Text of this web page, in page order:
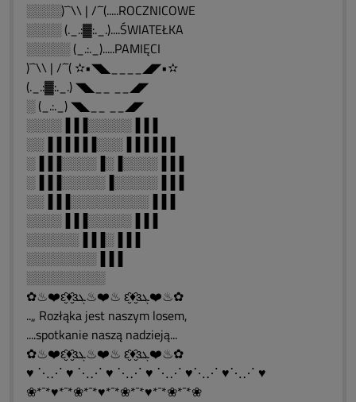
░░░░)¯`\\ | /´¯(.....ROCZNICOWE
░░░░ (._.:▓:._.)....ŚWIATEŁKA
░░░░░ (_.:._).....PAMIĘCI
)¯`\\ | /´¯( ✫•◥◣____◢◤•✫
(._.:▓:._.) ◥◣__ __◢◤
░ (_.:._) ◥◣__ __◢◤
░░░░▐▐▐░░░░░▐▐▐
░░▐▐▐▐▐▐░░░▐▐▐▐▐▐
░▐▐▐░░░░▐░▐░░░░▐▐▐
░▐▐▐░░░░░▐░░░░░▐▐▐
░░▐▐▐░░░░░░░░░▐▐▐
░░░░▐▐▐░░░░░▐▐▐
░░░░░░▐▐▐░▐▐▐
░░░░░░░░▐▐▐
░░░░░░░░░
✿♨❤️ԑ̮̑♦̮̑ɜܓ♨❤️♨ ԑ̮̑♦̮̑ɜܓ❤️♨✿
..„ Rozłąka jest naszym losem,
....spotkanie naszą nadzieją...
✿♨❤️ԑ̮̑♦̮̑ɜܓ♨❤️♨ ԑ̮̑♦̮̑ɜܓ❤️♨✿
♥ ⋱⋰ ♥ ⋱⋰ ♥ ⋱⋰ ♥ ⋱⋰ ♥⋱⋰ ♥⋱⋰ ♥
❀*¯*♥*¯*❀*¯*♥*¯*❀*¯*♥*¯*❀*¯*❀